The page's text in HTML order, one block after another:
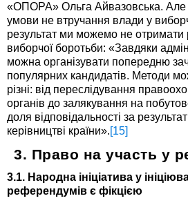
«ОПОРА» Ольга Айвазовська. Але
умови не втручання влади у
результат ми можемо не отримати
виборчої боротьби: «Завдяки
можна організувати попередню
популярних кандидатів. Методи
різні: від переслідування
органів до залякування на
доля відповідальності за
керівництві країни». [15]
3. Право на участь у
3.1. Народна ініціатива у
референдумів є фікцією